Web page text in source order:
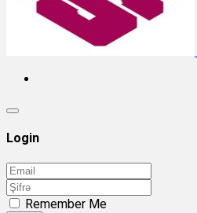
Login
Remember Me